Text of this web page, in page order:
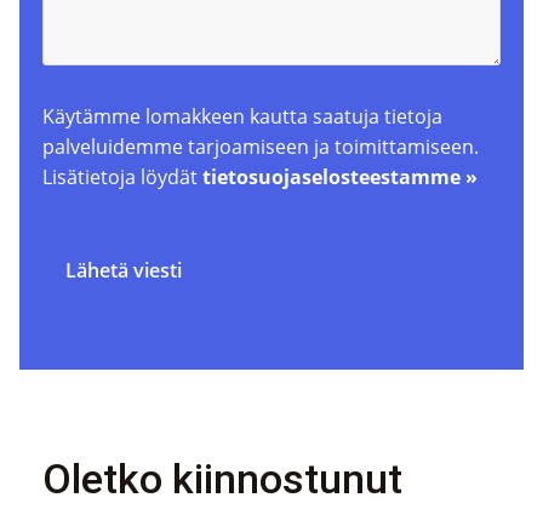
Käytämme lomakkeen kautta saatuja tietoja
palveluidemme tarjoamiseen ja toimittamiseen.
Lisätietoja löydättietosuojaselosteestamme »
Lähetä viesti
Oletko kiinnostunut